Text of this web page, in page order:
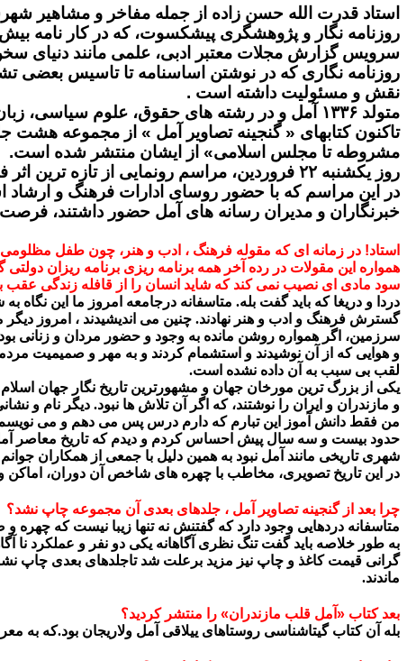
استاد قدرت الله حسن زاده از جمله مفاخر و مشاهیر
روزنامه نگار و پژوهشگری پیشکسوت، که در کار نامه
سرویس گزارش مجلات معتبر ادبی، علمی مانند دنیای سخن و دانستنیها و
روزنامه نگاری که در نوشتن اساسنامه تا تاسیس
نقش و مسئولیت داشته است .
متولد ۱۳۳۶ آمل و در رشته های حقوق، علوم سیاسی، زبان و ادبیات فرانسه دانش آموخته اند.
تاکنون کتابهای « گنجینه تصاویر آمل » از مجموعه
مشروطه تا مجلس اسلامی» از ایشان منتشر شده است.
روز یکشنبه ۲۲ فروردین، مراسم رونمایی از تازه ترین اثر فاخر ایشان با نام از مجلس مشروطه تا مجلس اسلامی به میزبانی شهرداری آمل و در دفتر شهردار برگزار شد.
در این مراسم که با حضور روسای ادارات فرهنگ و
خبرنگاران و مدیران رسانه های آمل حضور داشتند،
استاد! در زمانه ای که مقوله فرهنگ ، ادب و هنر، چون طفل
همواره این مقولات در رده آخر همه برنامه ریزی برنامه ریزان
سود مادی ای نصیب نمی کند که شاید انسان را از قافله زندگی عقب
دردا و دریغا که باید گفت بله. متاسفانه درجامعه امروز ما این
گسترش فرهنگ و ادب و هنر نهادند. چنین می اندیشیدند ، امروز
سرزمین، اگر همواره روشن مانده به وجود و حضور مردان و زنانی
و هوایی که از آن نوشیدند و استشمام کردند و به مهر و صمیمیت
لقب بی سبب به آن داده نشده است.
یکی از بزرگ ترین مورخان جهان و مشهورترین تاریخ نگار جهان
و مازندران و ایران را نوشتند، که اگر آن تلاش ها نبود. دیگر نام و
من فقط دانش آموز این تبارم که دارم درس پس می دهم و می
حدود بیست و سه سال پیش احساس کردم و دیدم که تاریخ معاصر
شهری تاریخی مانند آمل نبود به همین دلیل با جمعی از همکاران
در این تاریخ تصویری، مخاطب با چهره های شاخص آن دوران، اماکن و رویدادهایی که طی ۲۰۰ سال
چرا بعد از گنجینه تصاویر آمل ، جلدهای بعدی آن مجموعه چاپ نشد؟
متاسفانه دردهایی وجود دارد که گفتنش نه تنها زیبا نیست که
به طور خلاصه باید گفت تنگ نظری آگاهانه یکی دو نفر و عملکرد نا
گرانی قیمت کاغذ و چاپ نیز مزید برعلت شد تاجلدهای بعدی چاپ
ماندند.
بعد کتاب «آمل قلب مازندران» را منتشر کردید؟
بله آن کتاب گیتاشناسی روستاهای ییلاقی آمل ولاریجان بود.که به